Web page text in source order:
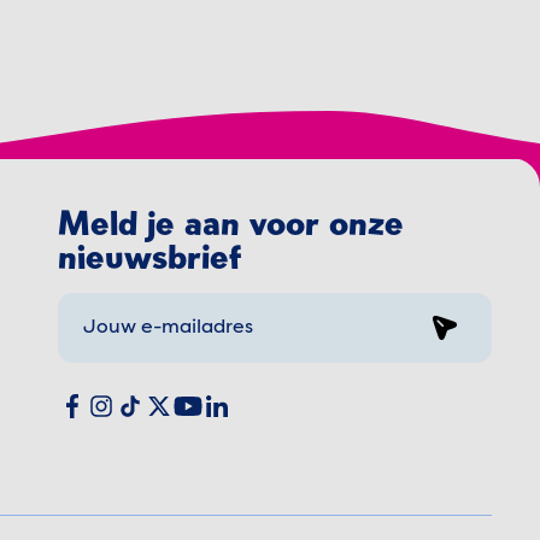
Meld je aan voor onze
nieuwsbrief
Social media
Facebook
Instagram
TikTok
X YouTube
LinkedIn